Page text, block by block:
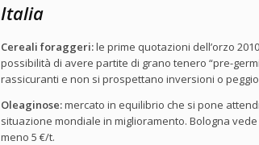
Italia
Cereali foraggeri:le prime quotazioni dell’orzo
possibilità di avere partite di grano tenero “pre-
rassicuranti e non si prospettano inversioni o
Oleaginose:mercato in equilibrio che si pone
situazione mondiale in miglioramento. Bologna
meno 5 €/t.